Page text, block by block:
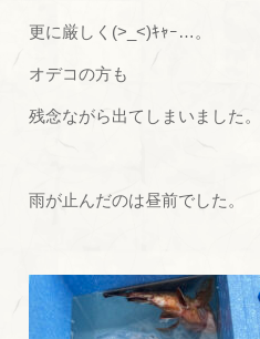
更に厳しく(>_<)ｷｬｰ…。
オデコの方も
残念ながら出てしまいました。
雨が止んだのは昼前でした。